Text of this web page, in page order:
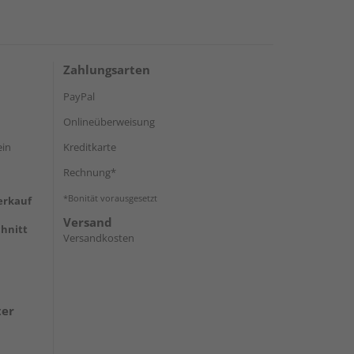
Zahlungsarten
PayPal
Onlineüberweisung
Kreditkarte
Rechnung*
*Bonität vorausgesetzt
Versand
Versandkosten